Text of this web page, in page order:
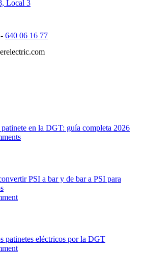
Local 3
- 640 06 16 77
en la DGT: guía completa 2026
PSI a bar y de bar a PSI para
patinetes eléctricos por la DGT